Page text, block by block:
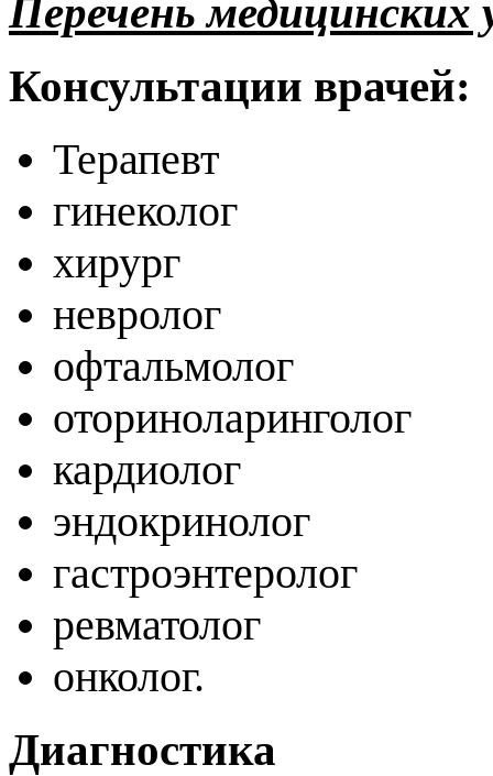
Перечень медицинских
Консультации врачей:
Терапевт
гинеколог
хирург
невролог
офтальмолог
оториноларинголог
кардиолог
эндокринолог
гастроэнтеролог
ревматолог
онколог.
Диагностика